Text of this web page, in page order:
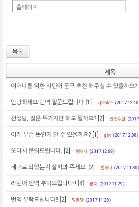
홈페이지
목록
제목
어머니를 위한 라틴어 문구 추천 해주실 수 있을까요?
안녕하세요 번역 질문드립니다 [1] 나조넥스
선생님, 질문 두가지만 해도 될까요? [2] 천연수달
이게 무슨 뜻인지 알 수 있을까요? [1] gin (2017.12.08)
또다시 문의드립니다. [2] 별하나 (2017.12.08)
제대로 되었는지 살펴봐 주세요. [2] 별하나 (2017.11.30)
라틴어 번역 부탁드립니다!! [4] 광아 (2017.11.29)
번역 부탁드립니다!! [2] 딩동댕 (2017.11.28)